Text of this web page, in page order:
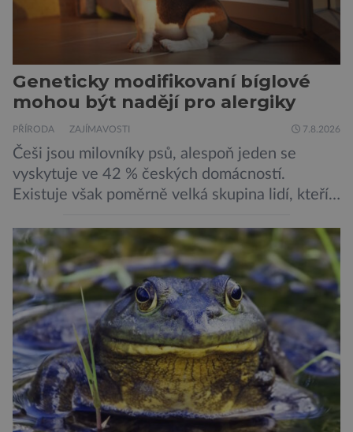
Geneticky modifikovaní bíglové
mohou být nadějí pro alergiky
PŘÍRODA ZAJÍMAVOSTI 7.8.2026
Češi jsou milovníky psů, alespoň jeden se
vyskytuje ve 42 % českých domácností.
Existuje však poměrně velká skupina lidí, kteří
jsou alergičtí. Jejich imunitní systém
přecitlivěle reaguje na proteiny obsažené v
psích slinách, potu, moči a šupinkách kůže,
zachycených v srsti. Vědci nyní geneticky
upravili psy, aby […]